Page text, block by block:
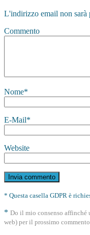
L'indirizzo email non sarà
Commento
Nome*
E-Mail*
Website
* Questa casella GDPR è
* Do il mio consenso
web) per il prossimo